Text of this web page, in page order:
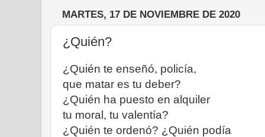
MARTES, 17 DE NOVIEMBRE DE 2020
¿Quién?
¿Quién te enseñó, policía,
que matar es tu deber?
¿Quién ha puesto en alquiler
tu moral, tu valentía?
¿Quién te ordenó? ¿Quién podía